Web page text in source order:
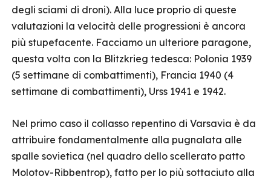
degli sciami di droni). Alla luce proprio di queste
valutazioni la velocità delle progressioni è ancora
più stupefacente. Facciamo un ulteriore paragone,
questa volta con la Blitzkrieg tedesca: Polonia 1939
(5 settimane di combattimenti), Francia 1940 (4
settimane di combattimenti), Urss 1941 e 1942.
Nel primo caso il collasso repentino di Varsavia è da
attribuire fondamentalmente alla pugnalata alle
spalle sovietica (nel quadro dello scellerato patto
Molotov-Ribbentrop), fatto per lo più sottaciuto alla